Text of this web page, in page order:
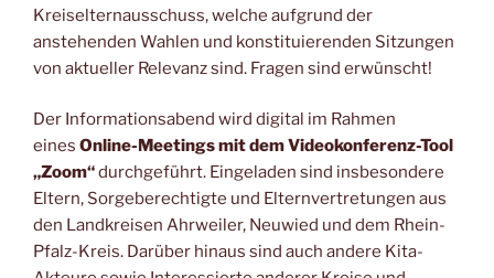
Kreiselternausschuss, welche aufgrund der
anstehenden Wahlen und konstituierenden Sitzungen
von aktueller Relevanz sind. Fragen sind erwünscht!
Der Informationsabend wird digital im Rahmen
eines Online-Meetings mit dem Videokonferenz-Tool
„Zoom“durchgeführt. Eingeladen sind insbesondere
Eltern, Sorgeberechtigte und Elternvertretungen aus
den Landkreisen Ahrweiler, Neuwied und dem Rhein-
Pfalz-Kreis. Darüber hinaus sind auch andere Kita-